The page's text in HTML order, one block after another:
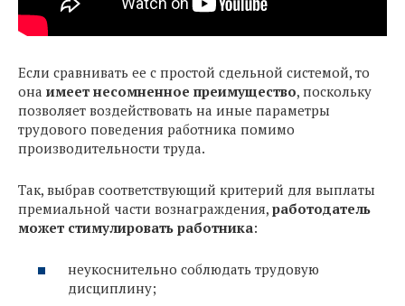
Если сравнивать ее с простой сдельной системой, то
она имеет несомненное преимущество, поскольку
позволяет воздействовать на иные параметры
трудового поведения работника помимо
производительности труда.
Так, выбрав соответствующий критерий для выплаты
премиальной части вознаграждения, работодатель
может стимулировать работника:
неукоснительно соблюдать трудовую
дисциплину;